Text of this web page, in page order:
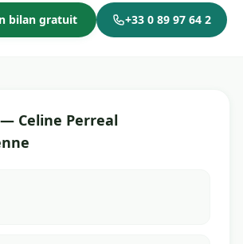
bilan gratuit +33 0 89 97 64 2
Celine Perreal